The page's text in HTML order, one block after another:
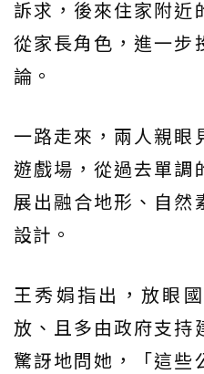
訴求，後來住家附近
從家長角色，進一步
論。
一路走來，兩人親眼
遊戲場，從過去單調
展出融合地形、自然
設計。
王秀娟指出，放眼
放、且多由政府支持
驚訝地問她，「這些